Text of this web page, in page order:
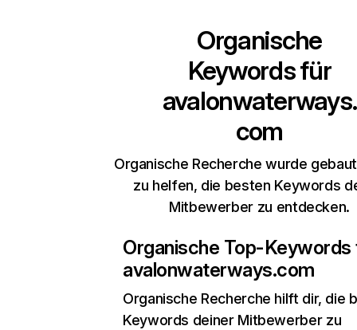
Organische
Keywords für
avalonwaterways.
com
Organische Recherche wurde
zu helfen, die besten Keywords
Mitbewerber zu entdecken.
Organische Top-Keywords
avalonwaterways.com
Organische Recherche hilft dir, die
Keywords deiner Mitbewerber zu